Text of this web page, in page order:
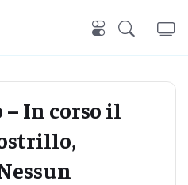
– In corso il